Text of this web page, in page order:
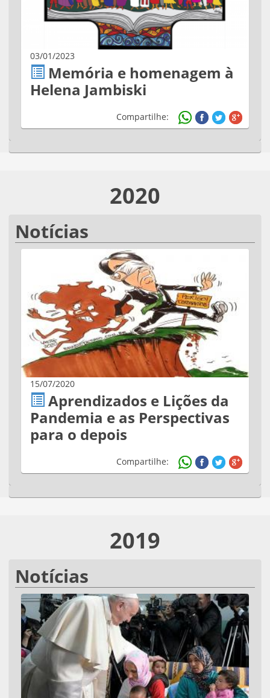
03/01/2023
Memória e homenagem à
Helena Jambiski
Compartilhe:
2020
Notícias
15/07/2020
Aprendizados e Lições da
Pandemia e as Perspectivas
para o depois
Compartilhe:
2019
Notícias